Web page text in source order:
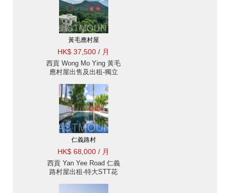
黃毛應村屋
HK$ 37,500 / 月
西貢 Wong Mo Ying 黃毛
應村屋出售及出租-獨立
位
仁義路村
HK$ 68,000 / 月
西貢 Yan Yee Road 仁義
路村屋出租-特大STT花